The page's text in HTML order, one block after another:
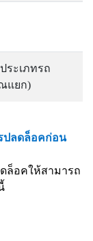
ระเภทรถ
แยก)
ปลดล็อคก่อน
ล็อคให้สามารถ